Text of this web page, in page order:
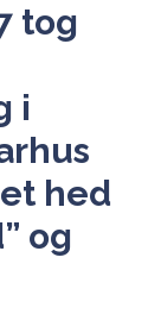
tog
i
hed
og